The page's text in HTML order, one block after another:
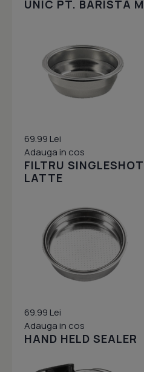
UNIC PT. BARISTA
69.99 Lei
Adauga in cos
FILTRU
LATTE
69.99 Lei
Adauga in cos
HAND HELD SEALER